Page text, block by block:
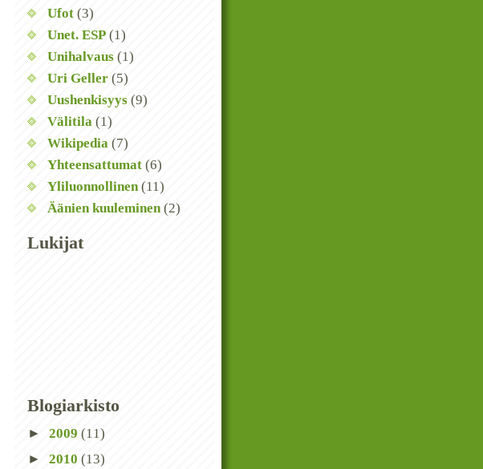
Ufot (3)
Unet. ESP (1)
Unihalvaus (1)
Uri Geller (5)
Uushenkisyys (9)
Välitila (1)
Wikipedia (7)
Yhteensattumat (6)
Yliluonnollinen (11)
Äänien kuuleminen (2)
Lukijat
Blogiarkisto
► 2009 (11)
► 2010 (13)